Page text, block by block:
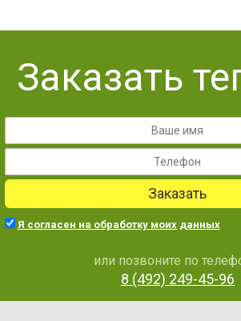
Заказать
Заказать
Я согласен на обработку моих данных
или позвоните по
8 (492) 249-45-96